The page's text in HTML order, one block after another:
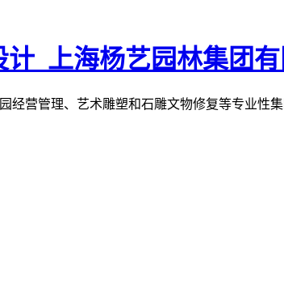
经营管理、艺术雕塑和石雕文物修复等专业性集